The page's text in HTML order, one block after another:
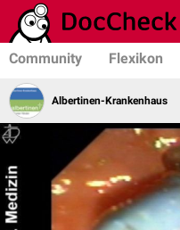
Community Flexikon
Albertinen-Krankenhaus